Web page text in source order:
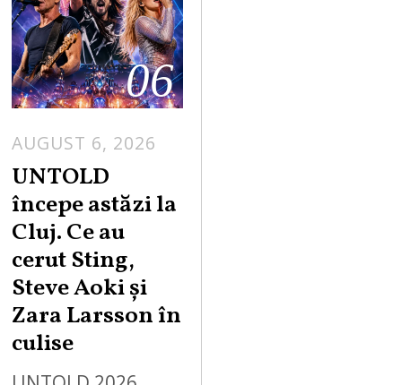
06
AUGUST 6, 2026
UNTOLD
începe astăzi la
Cluj. Ce au
cerut Sting,
Steve Aoki și
Zara Larsson în
culise